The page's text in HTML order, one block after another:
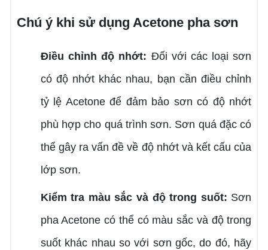
Chú ý khi sử dụng Acetone pha sơn
Điều chỉnh độ nhớt: Đối với các loại sơn
có độ nhớt khác nhau, bạn cần điều chỉnh
tỷ lệ Acetone để đảm bảo sơn có độ nhớt
phù hợp cho quá trình sơn. Sơn quá đặc có
thể gây ra vấn đề về độ nhớt và kết cấu của
lớp sơn.
Kiểm tra màu sắc và độ trong suốt: Sơn
pha Acetone có thể có màu sắc và độ trong
suốt khác nhau so với sơn gốc, do đó, hãy